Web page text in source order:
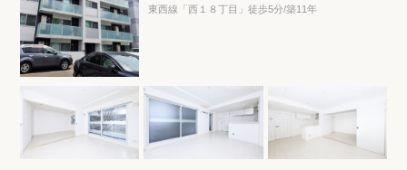
保存した物件
閲覧履歴
東西線「西１８丁目」徒歩5分/築11年